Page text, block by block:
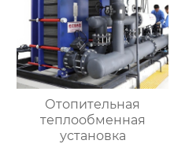
Отопительная
теплообменная
установка